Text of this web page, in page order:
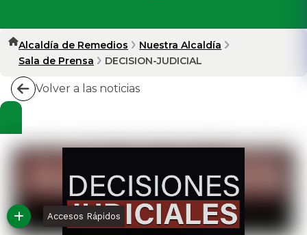
Alcaldía de Remedios
Nuestra Alcaldía
Sala de Prensa
DECISION-JUDICIAL
Volver a las noticias
Accesos Rápidos